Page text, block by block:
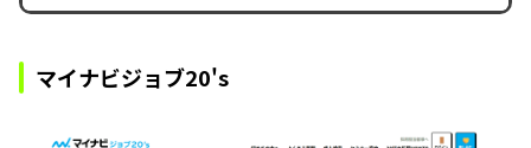
マイナビジョブ20's